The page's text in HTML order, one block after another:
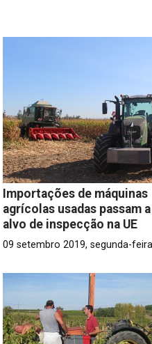
Importações de máquinas
agrícolas usadas passam
alvo de inspecção na UE
09 setembro 2019, segunda-feira